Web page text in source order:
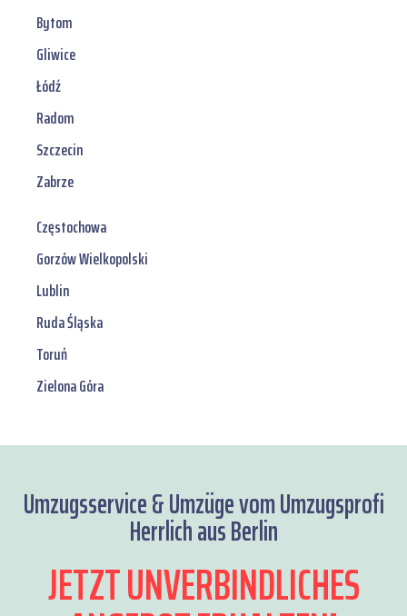
Bytom
Gliwice
Łódź
Radom
Szczecin
Zabrze
Częstochowa
Gorzów Wielkopolski
Lublin
Ruda Śląska
Toruń
Zielona Góra
Umzugsservice & Umzüge vom Umzugsprofi
Herrlich aus Berlin
JETZT UNVERBINDLICHES